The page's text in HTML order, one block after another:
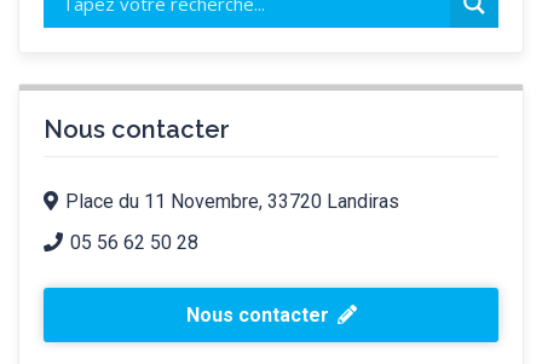
Nous contacter
Place du 11 Novembre, 33720 Landiras
05 56 62 50 28
Nous contacter